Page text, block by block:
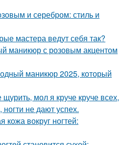
и серебром: стиль и
мастера ведут себя так?
маникюр с розовым акцентом
маникюр 2025, который
щурить, мол я круче круче всех,
не дают успех.
кожа вокруг ногтей: